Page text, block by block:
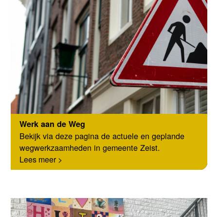
Werk aan de Weg
Bekijk via deze pagina de actuele en geplande
wegwerkzaamheden in gemeente Zeist.
Lees meer >